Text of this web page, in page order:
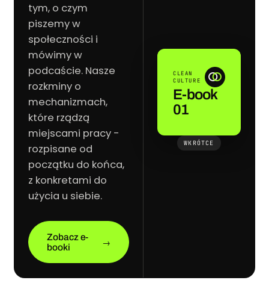
tym, o czym
piszemy w
społeczności i
mówimy w
podcaście. Nasze
rozkminy o
mechanizmach,
które rządzą
miejscami pracy -
rozpisane od
początku do końca,
z konkretami do
użycia u siebie.
Zobacz e-
booki
→
CLEAN
CULTURE
E-book
01
WKRÓTCE